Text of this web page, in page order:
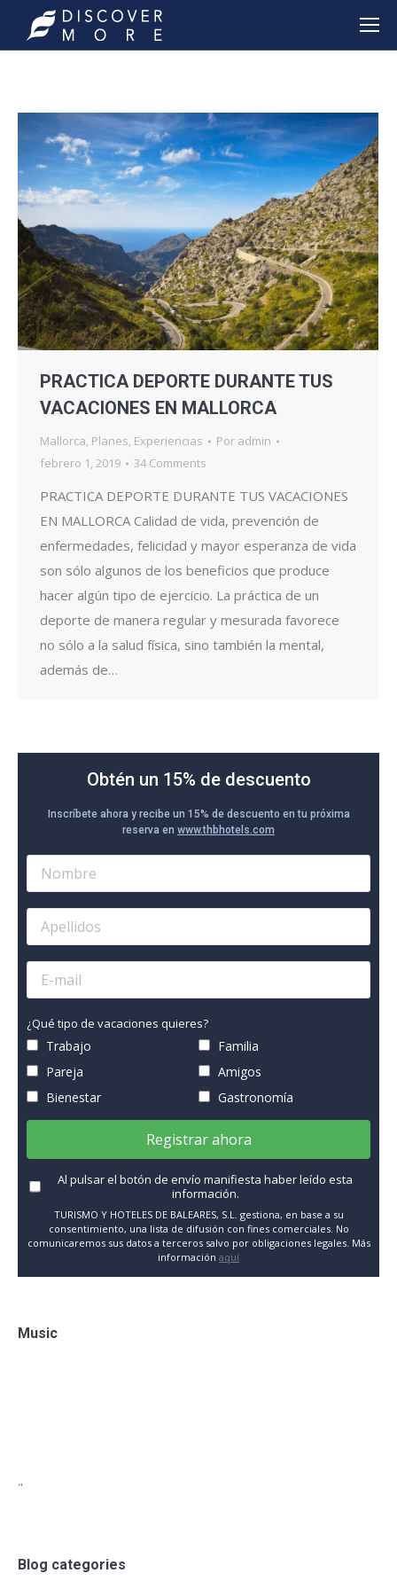
PRACTICA DEPORTE DURANTE TUS
VACACIONES EN MALLORCA
Mallorca, Planes, Experiencias Por admin
febrero 1, 2019
34 Comments
PRACTICA DEPORTE DURANTE TUS VACACIONES
EN MALLORCA Calidad de vida, prevención de
enfermedades, felicidad y mayor esperanza de vida
son sólo algunos de los beneficios que produce
hacer algún tipo de ejercicio. La práctica de un
deporte de manera regular y mesurada favorece
no sólo a la salud física, sino también la mental,
además de…
Obtén un 15% de descuento
Inscríbete ahora y recibe un 15% de descuento en tu próxima
reserva en www.thbhotels.com
¿Qué tipo de vacaciones quieres?
Trabajo
Familia
Pareja
Amigos
Bienestar
Gastronomía
Registrar ahora
Al pulsar el botón de envío manifiesta haber leído esta
información.
TURISMO Y HOTELES DE BALEARES, S.L. gestiona, en base a su
consentimiento, una lista de difusión con fines comerciales. No
comunicaremos sus datos a terceros salvo por obligaciones legales. Más
información aquí
Music
"
Blog categories